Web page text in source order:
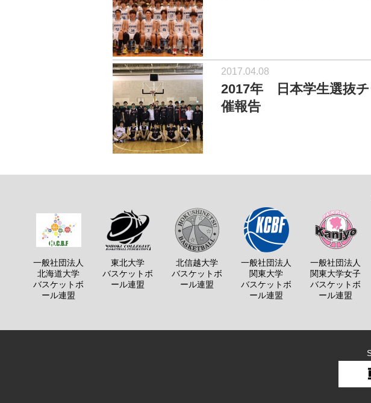
2017.04.08
2017年 日本学生選抜
催報告
一般社団法人
北海道大学
バスケットボ
ール連盟
東北大学
バスケットボ
ール連盟
北信越大学
バスケットボ
ール連盟
一般社団法人
関東大学
バスケットボ
ール連盟
一般社団法人
関東大学女子
バスケットボ
ール連盟